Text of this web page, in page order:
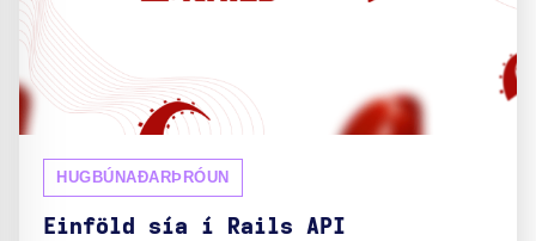
HUGBÚNAÐARÞRÓUN
Einföld sía í Rails API